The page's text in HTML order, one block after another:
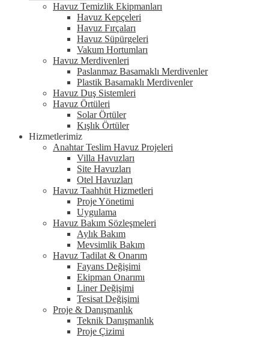
Havuz Temizlik Ekipmanları
Havuz Kepçeleri
Havuz Fırçaları
Havuz Süpürgeleri
Vakum Hortumları
Havuz Merdivenleri
Paslanmaz Basamaklı Merdivenler
Plastik Basamaklı Merdivenler
Havuz Duş Sistemleri
Havuz Örtüleri
Solar Örtüler
Kışlık Örtüler
Hizmetlerimiz
Anahtar Teslim Havuz Projeleri
Villa Havuzları
Site Havuzları
Otel Havuzları
Havuz Taahhüt Hizmetleri
Proje Yönetimi
Uygulama
Havuz Bakım Sözleşmeleri
Aylık Bakım
Mevsimlik Bakım
Havuz Tadilat & Onarım
Fayans Değişimi
Ekipman Onarımı
Liner Değişimi
Tesisat Değişimi
Proje & Danışmanlık
Teknik Danışmanlık
Proje Çizimi